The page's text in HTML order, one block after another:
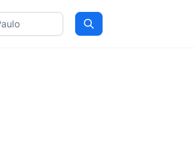
Procurar